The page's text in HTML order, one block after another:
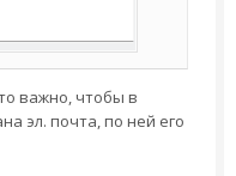
важно, чтобы в
эл. почта, по ней его